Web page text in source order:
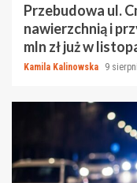
Przebudowa ul.
nawierzchnią i
mln zł już w
Kamila Kalinowska 9